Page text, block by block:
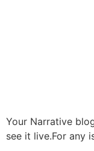
Your Narrative
see it live.For any